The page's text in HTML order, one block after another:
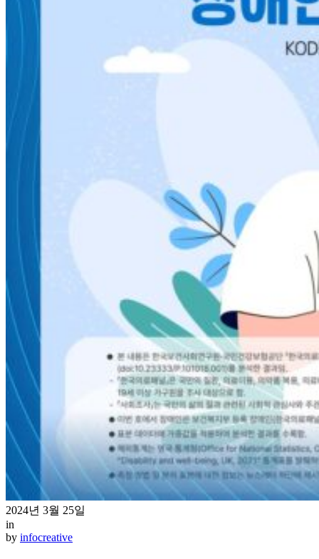
2024년 3월 25일
in
by infocreative